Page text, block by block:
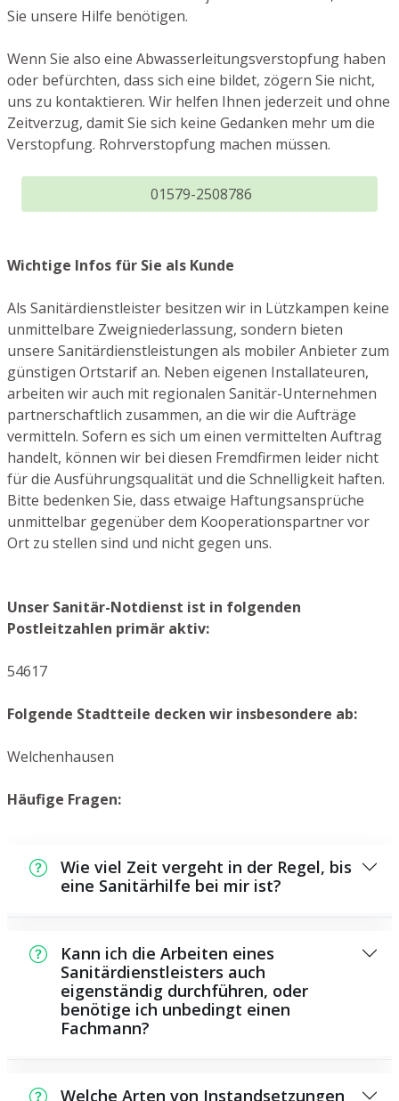
Sie unsere Hilfe benötigen.
Wenn Sie also eine Abwasserleitungsverstopfung haben
oder befürchten, dass sich eine bildet, zögern Sie nicht,
uns zu kontaktieren. Wir helfen Ihnen jederzeit und ohne
Zeitverzug, damit Sie sich keine Gedanken mehr um die
Verstopfung. Rohrverstopfung machen müssen.
01579-2508786
Wichtige Infos für Sie als Kunde
Als Sanitärdienstleister besitzen wir in Lützkampen keine
unmittelbare Zweigniederlassung, sondern bieten
unsere Sanitärdienstleistungen als mobiler Anbieter zum
günstigen Ortstarif an. Neben eigenen Installateuren,
arbeiten wir auch mit regionalen Sanitär-Unternehmen
partnerschaftlich zusammen, an die wir die Aufträge
vermitteln. Sofern es sich um einen vermittelten Auftrag
handelt, können wir bei diesen Fremdfirmen leider nicht
für die Ausführungsqualität und die Schnelligkeit haften.
Bitte bedenken Sie, dass etwaige Haftungsansprüche
unmittelbar gegenüber dem Kooperationspartner vor
Ort zu stellen sind und nicht gegen uns.
Unser Sanitär-Notdienst ist in folgenden
Postleitzahlen primär aktiv:
54617
Folgende Stadtteile decken wir insbesondere ab:
Welchenhausen
Häufige Fragen:
Wie viel Zeit vergeht in der Regel, bis
eine Sanitärhilfe bei mir ist?
kurzen Zeitraum bei Ihnen vor Ort sein. Dies
hängt unter anderem von der Auftragslage
zu dem Zeitpunkt ab und von der
Verkehrssituation und der Entfernung zu
Ihnen.
Kann ich die Arbeiten eines
Sanitärdienstleisters auch
eigenständig durchführen, oder
benötige ich unbedingt einen
Fachmann?
Wartungsarbeiten, die Sie selbst
Welche Arten von Instandsetzungen